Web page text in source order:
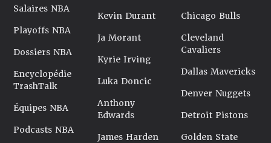
Salaires NBA
Playoffs NBA
Dossiers NBA
Encyclopédie
TrashTalk
Équipes NBA
Podcasts NBA
Kevin Durant
Ja Morant
Kyrie Irving
Luka Doncic
Anthony
Edwards
James Harden
Chicago Bulls
Cleveland
Cavaliers
Dallas Mavericks
Denver Nuggets
Detroit Pistons
Golden State